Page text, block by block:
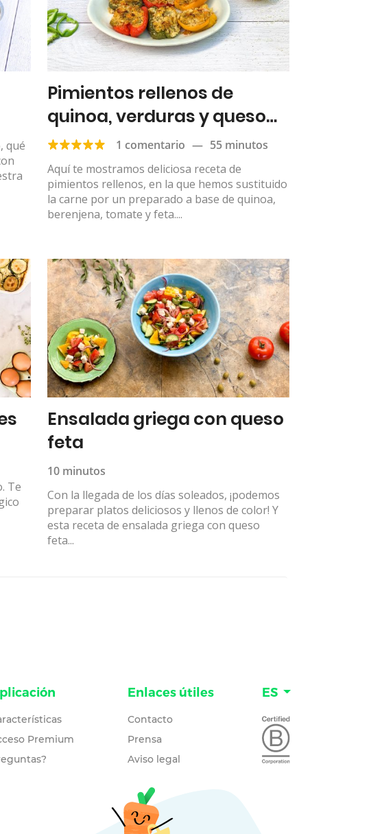
qué
Pimientos rellenos de
quinoa, verduras y queso
feta
1 comentario — 55 minutos
Aquí te mostramos deliciosa receta de
pimientos rellenos, en la que hemos sustituido
la carne por un preparado a base de quinoa,
berenjena, tomate y feta....
Te
Ensalada griega con queso
feta
10 minutos
Con la llegada de los días soleados, ¡podemos
preparar platos deliciosos y llenos de color! Y
esta receta de ensalada griega con queso
feta...
Premium
Enlaces útiles
Contacto
Prensa
Aviso legal
ES